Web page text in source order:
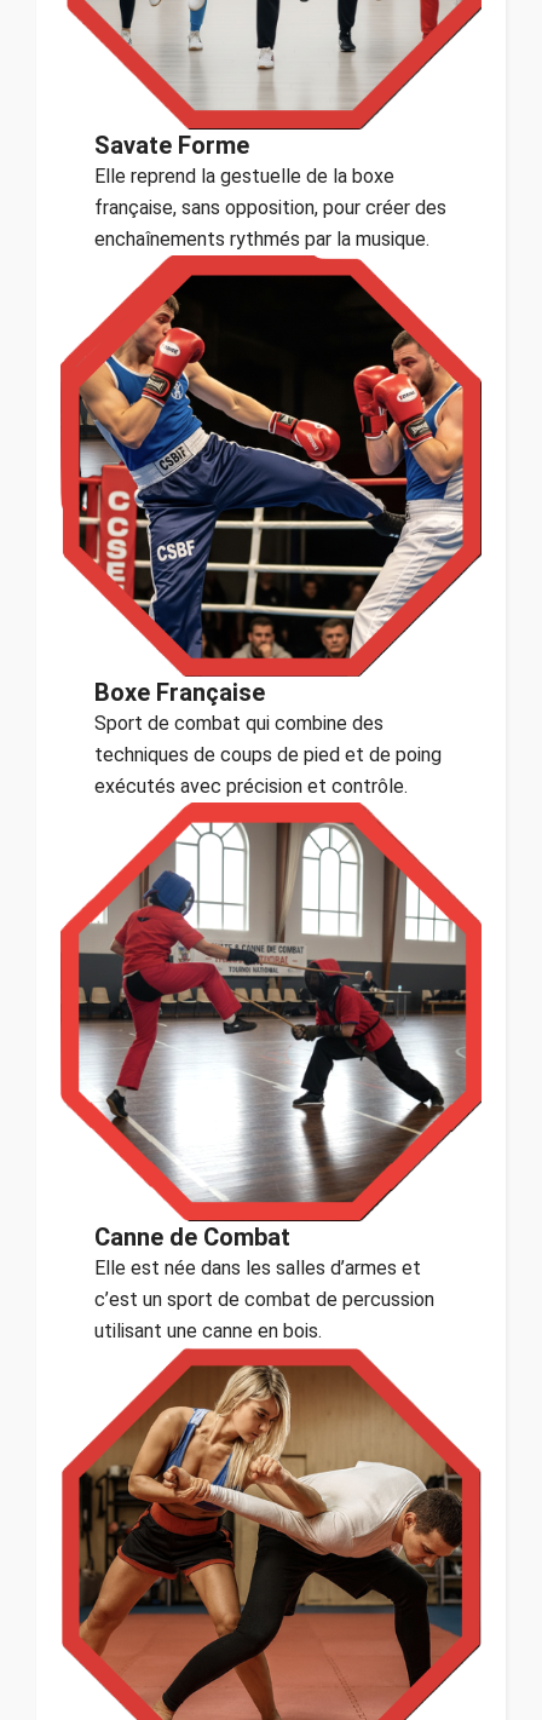
Savate Forme
Elle reprend la gestuelle de la boxe
française, sans opposition, pour créer des
enchaînements rythmés par la musique.
Boxe Française
Sport de combat qui combine des
techniques de coups de pied et de poing
exécutés avec précision et contrôle.
Canne de Combat
Elle est née dans les salles d’armes et
c’est un sport de combat de percussion
utilisant une canne en bois.